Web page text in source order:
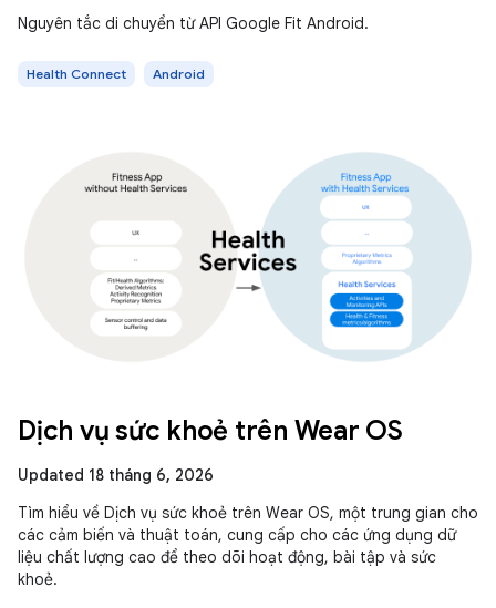
Nguyên tắc di chuyển từ API Google Fit Android.
Health Connect Android
Dịch vụ sức khoẻ trên Wear OS
Updated 18 tháng 6, 2026
Tìm hiểu về Dịch vụ sức khoẻ trên Wear OS, một trung gian cho
các cảm biến và thuật toán, cung cấp cho các ứng dụng dữ
liệu chất lượng cao để theo dõi hoạt động, bài tập và sức
khoẻ.